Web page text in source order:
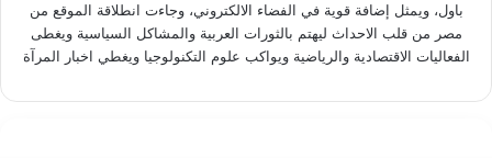
باول، ويمثل إضافة قوية في الفضاء الالكتروني، وجاءت انطلاقة الموقع من
مصر من قلب الاحداث ليهتم بالثورات العربية والمشاكل السياسية ويغطى
الفعاليات الاقتصادية والرياضية ويواكب علوم التكنولوجيا ويغطي اخبار المرآة